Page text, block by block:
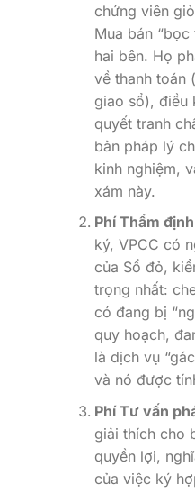
chứng viên
Mua bán
hai bên. Họ
về thanh toán
giao sổ), điều
quyết tranh
bản pháp lý
kinh nghiệm,
xám này.
Phí Thẩm
ký, VPCC có
của Sổ đỏ,
trọng nhất:
có đang bị
quy hoạch,
là dịch vụ
và nó được
Phí Tư vấn
giải thích cho
quyền lợi,
của việc ký